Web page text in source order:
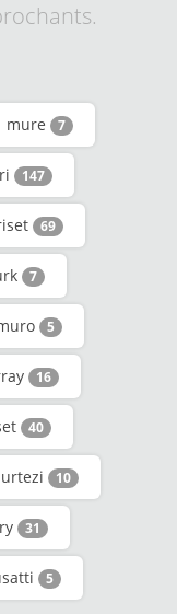
mure 7
147
69
7
5
16
40
10
31
5